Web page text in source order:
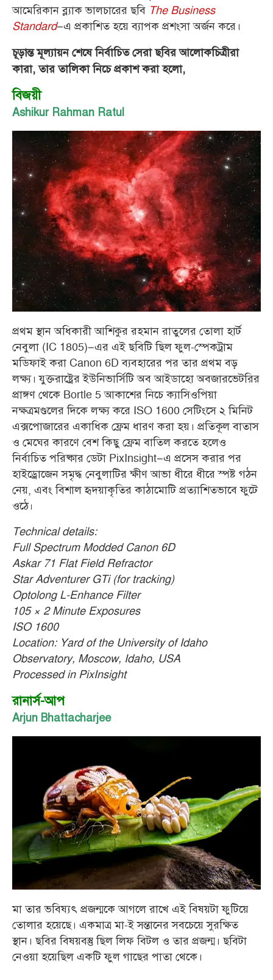
আমেরিকান ব্ল্যাক ভালচারের ছবি The Business
Standard–এ প্রকাশিত হয়ে ব্যাপক প্রশংসা অর্জন করে।
চূড়ান্ত মূল্যায়ন শেষে নির্বাচিত সেরা ছবির আলোকচিত্রীরা
কারা, তার তালিকা নিচে প্রকাশ করা হলো,
বিজয়ী
Ashikur Rahman Ratul
প্রথম স্থান অধিকারী আশিকুর রহমান রাতুলের তোলা হার্ট
নেবুলা (IC 1805)–এর এই ছবিটি ছিল ফুল-স্পেকট্রাম
মডিফাই করা Canon 6D ব্যবহারের পর তার প্রথম বড়
লক্ষ্য। যুক্তরাষ্ট্রের ইউনিভার্সিটি অব আইডাহো অবজারভেটরির
প্রাঙ্গণ থেকে Bortle 5 আকাশের নিচে ক্যাসিওপিয়া
নক্ষত্রমণ্ডলের দিকে লক্ষ্য করে ISO 1600 সেটিংসে ২ মিনিট
এক্সপোজারের একাধিক ফ্রেম ধারণ করা হয়। প্রতিকূল বাতাস
ও মেঘের কারণে বেশ কিছু ফ্রেম বাতিল করতে হলেও
নির্বাচিত পরিষ্কার ডেটা PixInsight–এ প্রসেস করার পর
হাইড্রোজেন সমৃদ্ধ নেবুলাটির ক্ষীণ আভা ধীরে ধীরে স্পষ্ট গঠন
নেয়, এবং বিশাল হৃদয়াকৃতির কাঠামোটি প্রত্যাশিতভাবে ফুটে
ওঠে।
Technical details:
Full Spectrum Modded Canon 6D
Askar 71 Flat Field Refractor
Star Adventurer GTi (for tracking)
Optolong L-Enhance Filter
105 × 2 Minute Exposures
ISO 1600
Location: Yard of the University of Idaho
Observatory, Moscow, Idaho, USA
Processed in PixInsight
রানার্স-আপ
Arjun Bhattacharjee
মা তার ভবিষ্যৎ প্রজন্মকে আগলে রাখে এই বিষয়টা ফুটিয়ে
তোলার হয়েছে। একমাত্র মা-ই সন্তানের সবচেয়ে সুরক্ষিত
স্থান। ছবির বিষয়বস্তু ছিল লিফ বিটল ও তার প্রজন্ম। ছবিটা
নেওয়া হয়েছিল একটি ফুল গাছের পাতা থেকে।